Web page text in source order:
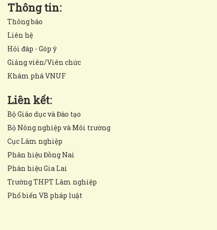
Thông tin:
Thông báo
Liên hệ
Hỏi đáp - Góp ý
Giảng viên/Viên chức
Khám phá VNUF
Liên kết:
Bộ Giáo dục và Đào tạo
Bộ Nông nghiệp và Môi trường
Cục Lâm nghiệp
Phân hiệu Đồng Nai
Phân hiệu Gia Lai
Trường THPT Lâm nghiệp
Phổ biến VB pháp luật